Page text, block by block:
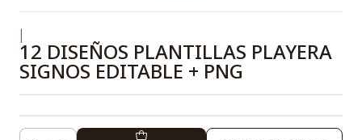
12 DISEÑOS PLANTILLAS PLAYERA
SIGNOS EDITABLE + PNG